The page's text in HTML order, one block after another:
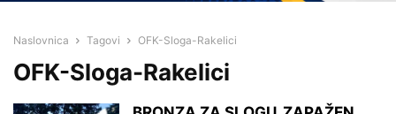
Naslovnica Tagovi OFK-Sloga-Rakelici
OFK-Sloga-Rakelici